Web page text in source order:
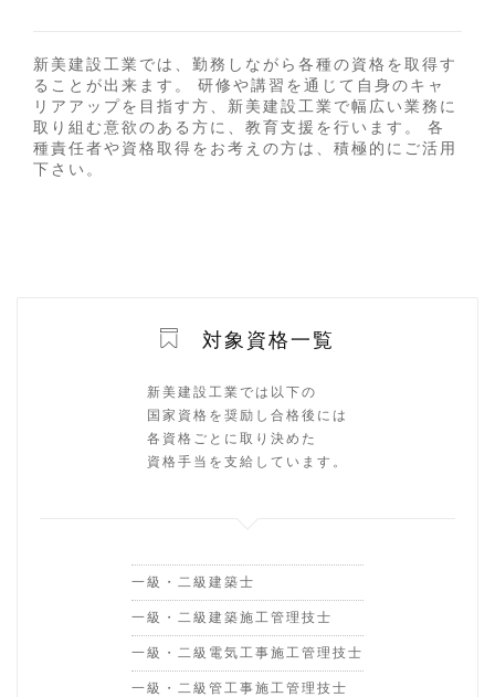
新美建設工業では、勤務しながら各種の資格を取得す
ることが出来ます。 研修や講習を通じて自身のキャ
リアアップを目指す方、新美建設工業で幅広い業務に
取り組む意欲のある方に、教育支援を行います。 各
種責任者や資格取得をお考えの方は、積極的にご活用
下さい。
対象資格一覧
新美建設工業では以下の
国家資格を奨励し合格後には
各資格ごとに取り決めた
資格手当を支給しています。
一級・二級建築士
一級・二級建築施工管理技士
一級・二級電気工事施工管理技士
一級・二級管工事施工管理技士